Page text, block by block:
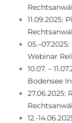
11.09.2025:
Webinar
10.07. –
Bodensee
27.06.2025:
12.-